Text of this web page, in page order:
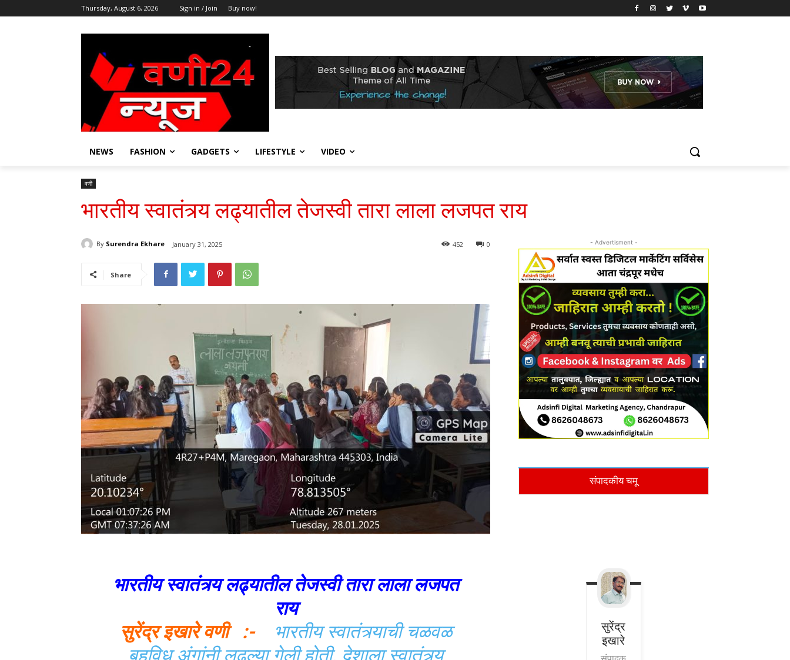
Thursday, August 6, 2026 Sign in / Join Buy now!
NEWS FASHION GADGETS LIFESTYLE VIDEO
वणी
भारतीय स्वातंत्र्य लढ्यातील तेजस्वी तारा लाला लजपत राय
By Surendra Ekhare January 31, 2025 0
452
Share
भारतीय स्वातंत्र्य लढ्यातील तेजस्वी तारा लाला लजपत
राय
सुरेंद्र इखारे वणी :-
भारतीय स्वातंत्र्याची चळवळ
बहुविध अंगांनी लढल्या गेली होती. देशाला स्वातंत्र्य
- Advertisment -
संपादकीय चमू
सुरेंद्र
इखारे